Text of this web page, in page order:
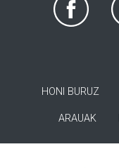
HONI BURUZ
ARAUAK